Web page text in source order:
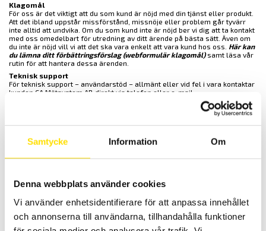
Samtycke Information Om
Denna webbplats använder cookies
Vi använder enhetsidentifierare för att anpassa innehållet
och annonserna till användarna, tillhandahålla funktioner
Klagomål
För oss är det viktigt att du som kund är nöjd med din tjänst eller produkt.
Att det ibland uppstår missförstånd, missnöje eller problem går tyvärr
inte alltid att undvika. Om du som kund inte är nöjd ber vi dig att ta kontakt
med oss omedelbart för utredning av ditt ärende på bästa sätt. Även om
du inte är nöjd vill vi att det ska vara enkelt att vara kund hos oss. Här kan
du lämna ditt förbättringsförslag (webformulär klagomål) samt läsa vår
rutin för att hantera dessa ärenden.
Teknisk support
För teknisk support – användarstöd – allmänt eller vid fel i vara kontaktar
kunden CA Mätsystem AB direkt via telefon eller e-mail.
Garanti- samt garantitid framgår i manualen för respektive produkt.
Service- och reparationsärenden
kontakta oss alltid innan retur. Vid åberopande av garanti skall alltid en
att kalibreringen bokas. Formulär samt priser för våra olika kalibreringar
finns på denna länk.
Ansvar för fel
Föreligger fel som CA Mätsystem AB ansvarar för, åtar sig CA Mätsystem
AB att, efter eget val avhjälpa felet genom reparation, ny leverans eller
återbetalning av köpeskillingen. CA Mätsystem AB:s ansvar till följd av fel